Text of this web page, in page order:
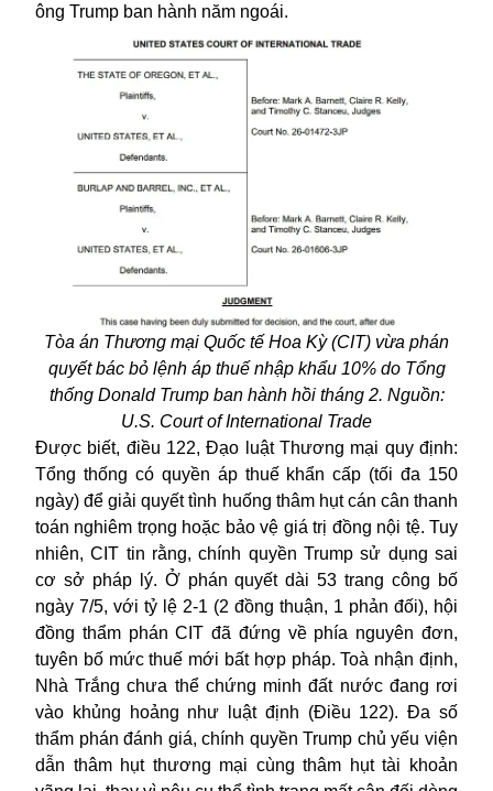
ông Trump ban hành năm ngoái.
Tòa án Thương mại Quốc tế Hoa Kỳ (CIT) vừa phán
quyết bác bỏ lệnh áp thuế nhập khẩu 10% do Tổng
thống Donald Trump ban hành hồi tháng 2. Nguồn:
U.S. Court of International Trade
Được biết, điều 122, Đạo luật Thương mại quy định:
Tổng thống có quyền áp thuếkhẩn cấp (tối đa 150
ngày) để giải quyết tình huống thâm hụt cán cân thanh
toán nghiêm trọng hoặc bảo vệ giá trị đồng nội tệ. Tuy
nhiên, CIT tin rằng, chính quyền Trump sử dụng sai
cơ sở pháp lý. Ở phán quyết dài 53 trang công bố
ngày 7/5, với tỷ lệ 2-1 (2 đồng thuận, 1 phản đối), hội
đồng thẩm phán CIT đã đứng về phía nguyên đơn,
tuyên bố mức thuế mới bất hợp pháp. Toà nhận định,
Nhà Trắng chưa thể chứng minh đất nước đang rơi
vào khủng hoảng như luật định (Điều 122). Đa số
thẩm phán đánh giá, chính quyền Trump chủ yếu viện
dẫn thâm hụt thương mại cùng thâm hụt tài khoản